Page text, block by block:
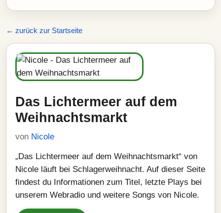
← zurück zur Startseite
Das Lichtermeer auf dem
Weihnachtsmarkt
von Nicole
„Das Lichtermeer auf dem Weihnachtsmarkt“ von
Nicole läuft bei Schlagerweihnacht. Auf dieser Seite
findest du Informationen zum Titel, letzte Plays bei
unserem Webradio und weitere Songs von Nicole.